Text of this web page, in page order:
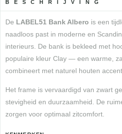
BESCHRIJVING
De LABEL51 Bank Albero is een
naadloos past in moderne en
interieurs. De bank is bekleed met
populaire kleur Clay — een warme,
combineert met naturel houten
Het frame is vervaardigd van zwart
stevigheid en duurzaamheid. De
zorgen voor optimaal zitcomfort.